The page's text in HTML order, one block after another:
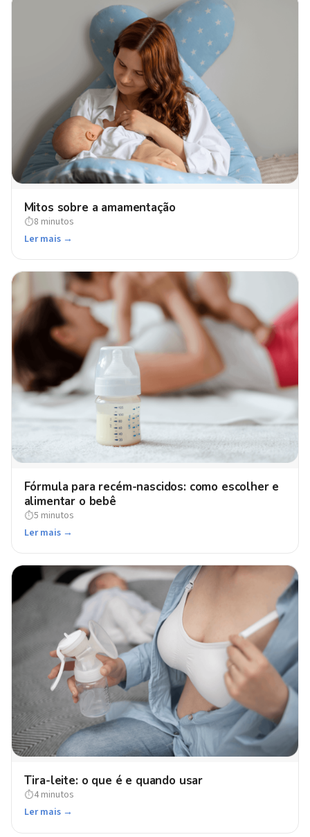
Mitos sobre a amamentação
⏱8 minutos
Ler mais →
Fórmula para recém-nascidos: como escolher e
alimentar o bebê
⏱5 minutos
Ler mais →
Tira-leite: o que é e quando usar
⏱4 minutos
Ler mais →